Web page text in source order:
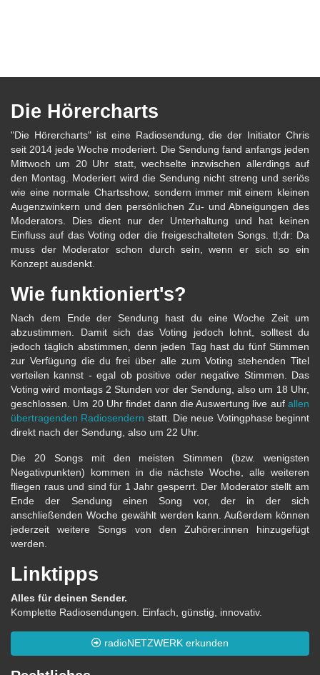
Die Hörercharts
"Die Hörercharts" ist eine Radiosendung, die der Initiator Chris
seit 2014 jede Woche moderiert. Die Sendung fand anfangs jeden
Mittwoch um 20 Uhr statt, wechselte inzwischen allerdings auf
den Montag. Moderiert wird die Sendung nicht streng und seriös
wie eine normale Chartsshow, sondern immer mit einem kleinen
Augenzwinkern und den persönlichen Zu- und Abneigungen des
Moderators. Dies dient nur der Unterhaltung und hat keinen
Einfluss auf das Voting oder die freigeschalteten Songs. tl;dr: Da
muss der Moderator schon durch sein, wenn er sich so ein
Konzept ausdenkt.
Wie funktioniert's?
Nach dem Ende der Sendung hast du eine Woche Zeit um
abzustimmen. Damit sich das Voting jedoch lohnt, solltest du
jedoch täglich abstimmen, denn jeden Tag hast du fünf Stimmen
zur Verfügung die du frei über alle zum Voting stehenden Titel
verteilen kannst - egal ob positive oder negative Stimmen. Das
Voting wird montags 2 Stunden vor der Sendung, also um 18 Uhr,
geschlossen. Um 20 Uhr findet dann die Auswertung live auf allen
übertragenden Radiosendern statt. Die neue Votingphase beginnt
direkt nach der Sendung, also um 22 Uhr.
Die 20 Songs mit den meisten Stimmen (bzw. wenigsten
Negativpunkten) kommen in die nächste Woche, alle weiteren
fliegen raus und sind für 1 Jahr gesperrt. Der Moderator stellt am
Ende der Sendung einen Song vor, der in der sich
anschließenden Woche gewählt werden kann. Außerdem können
jederzeit weitere Songs von den Zuhörer:innen hinzugefügt
werden.
Linktipps
Alles für deinen Sender.
Komplette Radiosendungen. Einfach, günstig, innovativ.
radioNETZWERK erkunden